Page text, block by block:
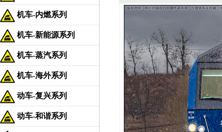
机车-内燃系列
机车-新能源系列
机车-蒸汽系列
机车-海外系列
动车-复兴系列
动车-和谐系列